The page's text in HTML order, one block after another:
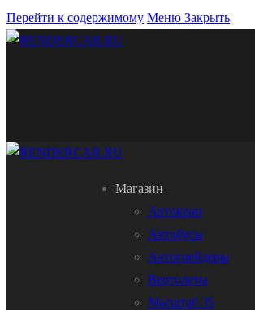
Перейти к содержимому Меню Закрыть
Магазин
Автокран
Автобусы
Автогрейдеры
Вертолеты
Масштаб 35